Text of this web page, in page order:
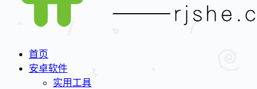
首页
安卓软件
实用工具